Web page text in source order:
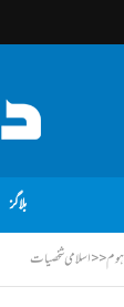
بلاگز
ہوم<<اسلامی شخصیات